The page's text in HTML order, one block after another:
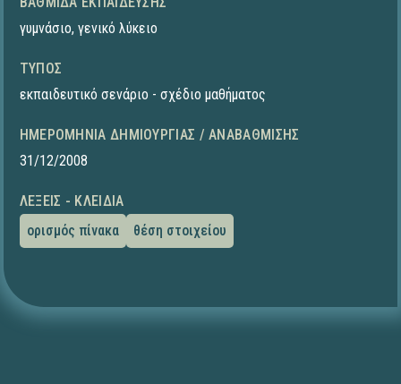
γυμνάσιο, γενικό λύκειο
ΤΎΠΟΣ
εκπαιδευτικό σενάριο - σχέδιο μαθήματος
ΗΜΕΡΟΜΗΝΊΑ ΔΗΜΙΟΥΡΓΊΑΣ / ΑΝΑΒΆΘΜΙΣΗΣ
31/12/2008
ΛΈΞΕΙΣ - ΚΛΕΙΔΙΆ
ορισμός πίνακα
θέση στοιχείου